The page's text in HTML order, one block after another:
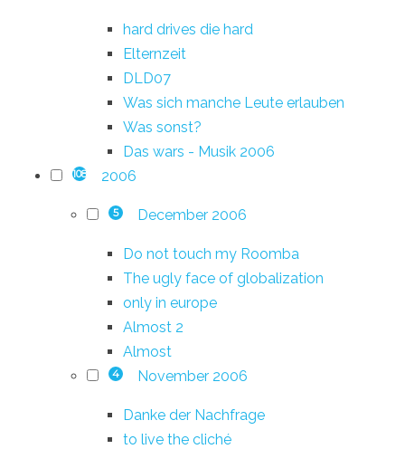
hard drives die hard
Elternzeit
DLD07
Was sich manche Leute erlauben
Was sonst?
Das wars - Musik 2006
108 2006
5 December 2006
Do not touch my Roomba
The ugly face of globalization
only in europe
Almost 2
Almost
4 November 2006
Danke der Nachfrage
to live the cliché